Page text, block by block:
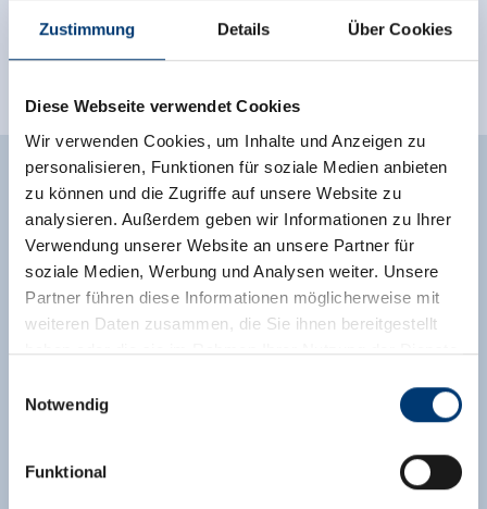
Zustimmung Details Über Cookies
Diese Webseite verwendet Cookies
Wir verwenden Cookies, um Inhalte und Anzeigen zu
personalisieren, Funktionen für soziale Medien anbieten
zu können und die Zugriffe auf unsere Website zu
analysieren. Außerdem geben wir Informationen zu Ihrer
Verwendung unserer Website an unsere Partner für
soziale Medien, Werbung und Analysen weiter. Unsere
Partner führen diese Informationen möglicherweise mit
weiteren Daten zusammen, die Sie ihnen bereitgestellt
haben oder die sie im Rahmen Ihrer Nutzung der Dienste
Rohr 23// A-6280 Zell am Ziller
Notwendig
Funktional
Ausstattung der Unterkunft
🜉WLAN 🐈Parkplatz
weitere Ausstattungsmerkmale
Lage
Direkt an der Loipe Ruhige Lage